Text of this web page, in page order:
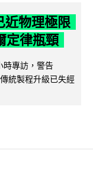
近物理極限
定律瓶頸
時專訪，警告
統製程升級已失經